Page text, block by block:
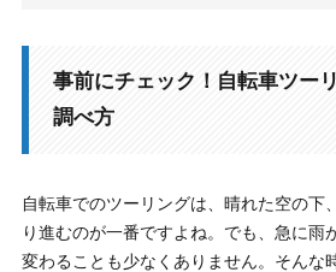
事前にチェック！自転車ツー
調べ方
自転車でのツーリングは、晴れた空の下
り進むのが一番ですよね。でも、急に雨
変わることも少なくありません。そんな